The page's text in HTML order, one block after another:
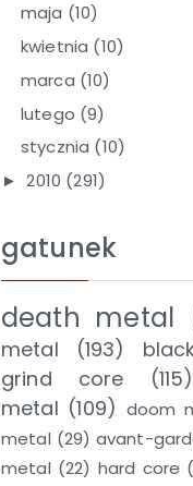
maja (10)
kwietnia (10)
marca (10)
lutego (9)
stycznia (10)
► 2010 (291)
gatunek
death metal
metal
(193)
grind core
(115)
metal (109) doom
metal (29) avant-
metal (22) hard core